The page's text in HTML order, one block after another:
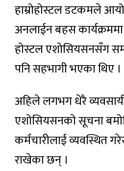
हाम्रोहोस्टल डटकमले
अनलाईन बहस कार्यक्रममा
होस्टल एशोसियसनसँग
पनि सहभागी भएका थिए ।
अहिले लगभग धेरै
एशोसियसनको सूचना
कर्मचारीलाई व्यवस्थित
राखेका छन् ।